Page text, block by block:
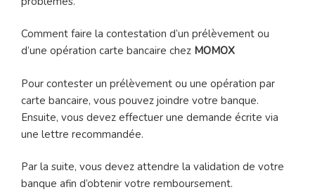
Comment faire la contestation d’un prélèvement ou
d’une opération carte bancaire chez MOMOX
Pour contester un prélèvement ou une opération par
carte bancaire, vous pouvez joindre votre banque.
Ensuite, vous devez effectuer une demande écrite via
une lettre recommandée.
Par la suite, vous devez attendre la validation de votre
banque afin d’obtenir votre remboursement.